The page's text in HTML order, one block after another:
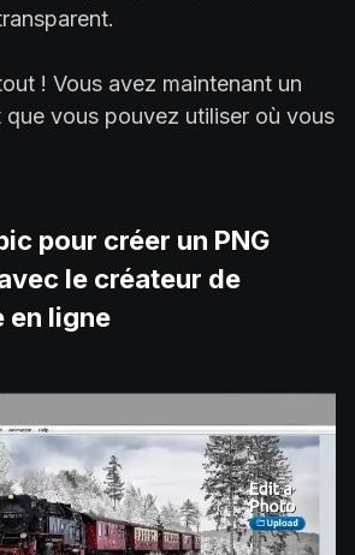
! Vous avez maintenant un
que vous pouvez utiliser où vous
pour créer un PNG
le créateur de
en ligne